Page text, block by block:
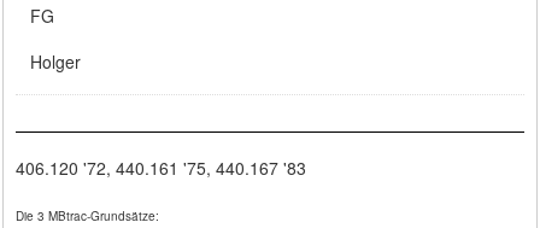
FG
Holger
406.120 '72, 440.161 '75, 440.167 '83
Die 3 MBtrac-Grundsätze: